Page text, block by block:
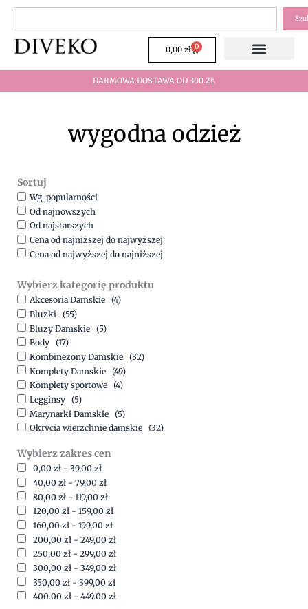
Przejdź
treści
0,00 zł 0
Wózek
DARMOWA DOSTAWA OD 300 ZŁ
wygodna odzież
Sortuj
Wg. popularności
Od najnowszych
Od najstarszych
Cena od najniższej do najwyższej
Cena od najwyższej do najniższej
Wybierz kategorię produktu
Akcesoria Damskie (4)
Bluzki (55)
Bluzy Damskie (5)
Body (17)
Kombinezony Damskie (32)
Komplety Damskie (49)
Komplety sportowe (4)
Legginsy (5)
Marynarki Damskie (5)
Okrycia wierzchnie damskie (32)
Spodnie (15)
Sukienki (41)
Swetry Damskie (19)
Szorty (7)
Wybierz zakres cen
0,00 zł - 39,00 zł
40,00 zł - 79,00 zł
80,00 zł - 119,00 zł
120,00 zł - 159,00 zł
160,00 zł - 199,00 zł
200,00 zł - 249,00 zł
250,00 zł - 299,00 zł
300,00 zł - 349,00 zł
350,00 zł - 399,00 zł
400,00 zł - 449,00 zł